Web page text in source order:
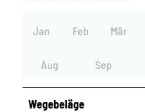
Jan Feb Mär
Aug Sep
Wegebeläge